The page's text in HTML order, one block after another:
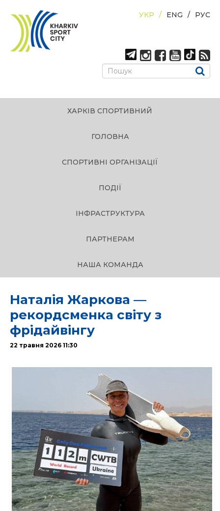
РУС
ENG
УКР
ХАРКІВ СПОРТИВНИЙ
ГОЛОВНА
СПОРТИВНІ ОРГАНІЗАЦІЇ
ПОДІЇ
ІНФРАСТРУКТУРА
ПАРТНЕРАМ
НАША КОМАНДА
Наталія Жаркова —
рекордсменка світу з
фрідайвінгу
22 травня 2026 11:30